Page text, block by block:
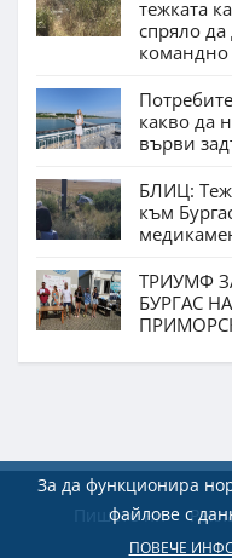
тежката
спряло
какво да
върви
БЛИЦ:
към
ТРИУМФ
БУРГАС
За да функционира
файлове с
ПОВЕЧЕ
Пишете ни